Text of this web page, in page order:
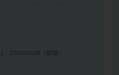
：250303228（邮箱：